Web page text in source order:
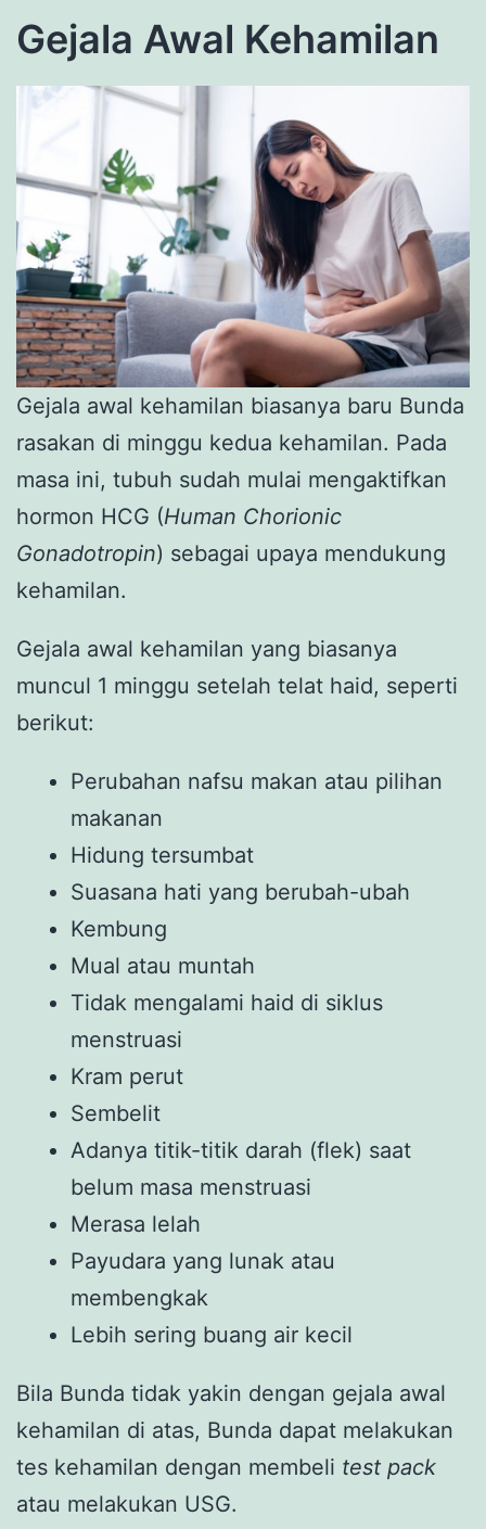
Gejala Awal Kehamilan
Gejala awal kehamilan biasanya baru Bunda
rasakan di minggu kedua kehamilan. Pada
masa ini, tubuh sudah mulai mengaktifkan
hormon HCG (Human Chorionic
Gonadotropin) sebagai upaya mendukung
kehamilan.
Gejala awal kehamilan yang biasanya
muncul 1 minggu setelah telat haid, seperti
berikut:
Perubahan nafsu makan atau pilihan
makanan
Hidung tersumbat
Suasana hati yang berubah-ubah
Kembung
Mual atau muntah
Tidak mengalami haid di siklus
menstruasi
Kram perut
Sembelit
Adanya titik-titik darah (flek) saat
belum masa menstruasi
Merasa lelah
Payudara yang lunak atau
membengkak
Lebih sering buang air kecil
Bila Bunda tidak yakin dengan gejala awal
kehamilan di atas, Bunda dapat melakukan
tes kehamilan dengan membeli test pack
atau melakukan USG.